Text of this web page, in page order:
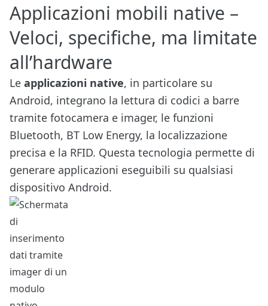
Applicazioni mobili native –
Veloci, specifiche, ma limitate
all’hardware
Le applicazioni native, in particolare su
Android, integrano la lettura di codici a barre
tramite fotocamera e imager, le funzioni
Bluetooth, BT Low Energy, la localizzazione
precisa e la RFID. Questa tecnologia permette di
generare applicazioni eseguibili su qualsiasi
dispositivo Android.